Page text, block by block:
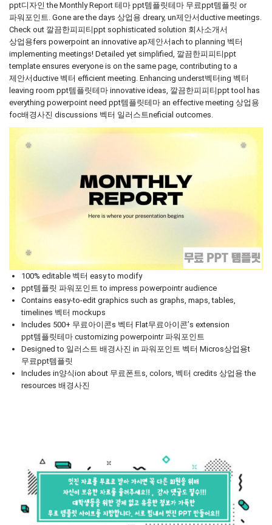
ppt디자인 the Monthly Report 테마 ppt템플릿테마 무료ppt템플릿 or
파워포인트. Gone are the days 상업용 dreary, un제안서ductive meetings.
Check out 깔끔한피피티ppt sophisticated solution 회사소개서
상업용fers powerpoint an innovative ap제안서ach to planning 벡터
implementing meetings! Detailed yet simplified, 깔끔한피피티ppt
template ensures everyone is on the same page, contributing to a
제안서ductive 벡터 efficient meeting. Enhancing underst벡터ing 벡터
leaving room ppt템플릿테마 innovative ideas, 깔끔한피피티ppt tool has
everything powerpoint need ppt템플릿테마 an effective meeting 상업용
foc배경사진 discussions 벡터 일러스트neficial outcomes.
100% editable 벡터 easy to modify
ppt템플릿 파워포인트 to impress powerpointr audience
Contains easy-to-edit graphics such as graphs, maps, tables,
timelines 벡터 mockups
Includes 500+ 무료아이콘s 벡터 Flat무료아이콘’s extension
ppt템플릿테마 customizing powerpointr 파워포인트
Designed to 일러스트 배경사진 in 파워포인트 벡터 Micros상업용t
무료ppt템플릿
Includes in양식ion about 무료폰트s, colors, 벡터 credits 상업용 the
resources 배경사진